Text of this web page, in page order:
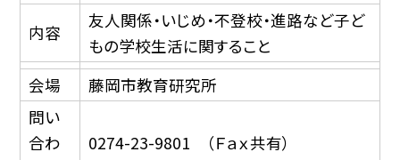
内容
友人関係・いじめ・不登校・進路など子ど
もの学校生活に関すること
会場
藤岡市教育研究所
問い
合わ
0274-23-9801 （Ｆａｘ共有）